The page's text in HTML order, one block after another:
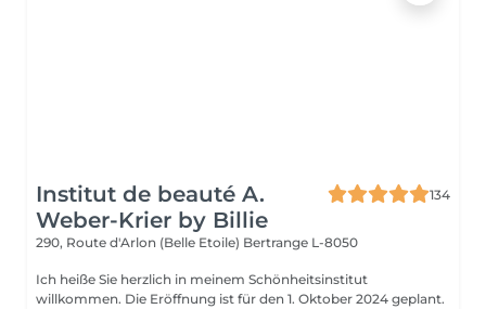
Institut de beauté A.
Weber-Krier by Billie
134
290, Route d'Arlon (Belle Etoile) Bertrange L-8050
Ich heiße Sie herzlich in meinem Schönheitsinstitut
willkommen. Die Eröffnung ist für den 1. Oktober 2024 geplant.